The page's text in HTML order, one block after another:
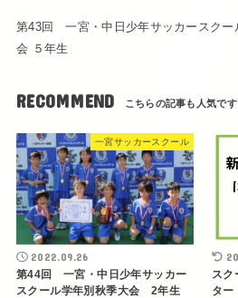
第43回 一宮・中日少年サッカースクー
会 ５年生
RECOMMEND
一宮サッカースクール
2022.09.26
第44回 一宮・中日少年サッカー
スクール学年別秋季大会 2年生
スク
タ